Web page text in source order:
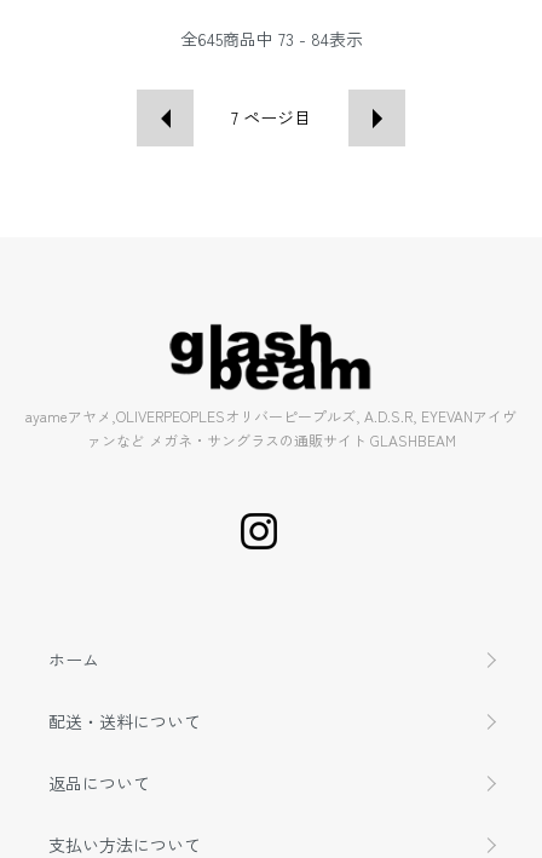
全645商品中 73 - 84表示
7 ページ目
ayameアヤメ,OLIVERPEOPLESオリバーピープルズ, A.D.S.R, EYEVANアイヴ
ァンなど メガネ・サングラスの通販サイト GLASHBEAM
ホーム
配送・送料について
返品について
支払い方法について